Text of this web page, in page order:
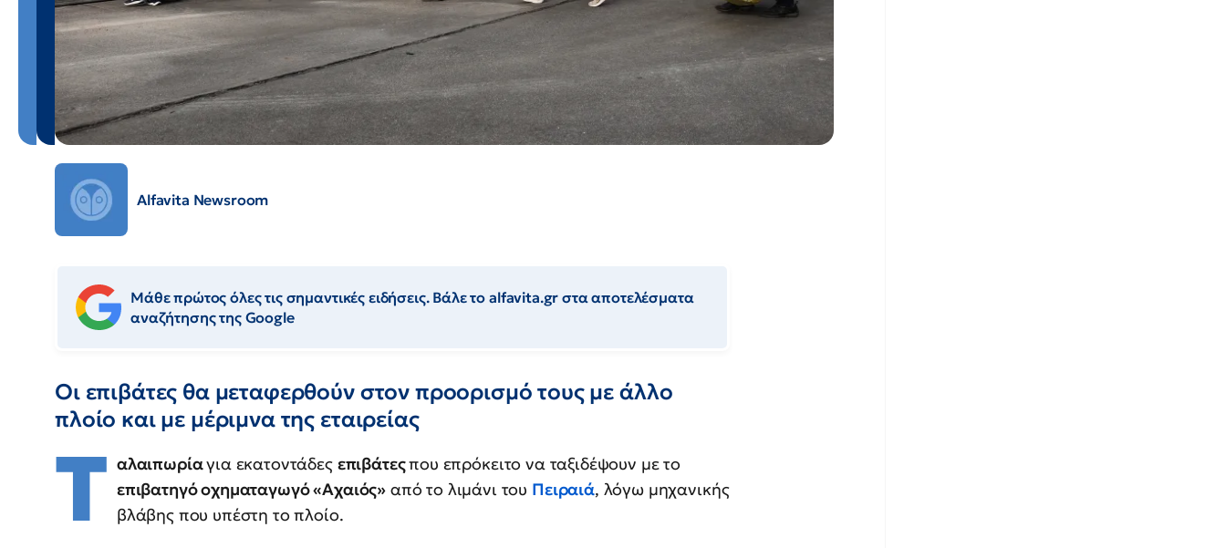
Alfavita Newsroom
Μάθε πρώτος όλες τις σημαντικές ειδήσεις. Βάλε το alfavita.gr στα αποτελέσματα
αναζήτησης της Google
Οι επιβάτες θα μεταφερθούν στον προορισμό τους με άλλο
πλοίο και με μέριμνα της εταιρείας
T αλαιπωρίαγια εκατοντάδες επιβάτεςπου επρόκειτο να ταξιδέψουν με το
επιβατηγό οχηματαγωγό «Αχαιός» από το λιμάνι του Πειραιά, λόγω μηχανικής
βλάβης που υπέστη το πλοίο.